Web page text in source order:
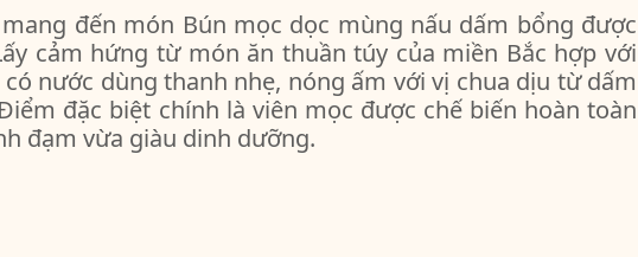
mang đến món Bún mọc dọc mùng nấu dấm bổng được
cảm hứng từ món ăn thuần túy của miền Bắc hợp với
nước dùng thanh nhẹ, nóng ấm với vị chua dịu từ dấm
đặc biệt chính là viên mọc được chế biến hoàn toàn
đạm vừa giàu dinh dưỡng.